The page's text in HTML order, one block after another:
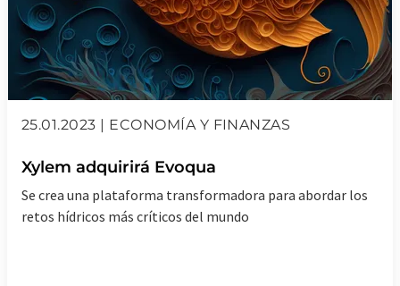
medidores de flujo medidores de humedad
medidores de pH medidores redox
microelectrodos oxímetros
recipientes de paso
refractómetros de laboratorio
25.01.2023 | ECONOMÍA Y FINANZAS
Xylem adquirirá Evoqua
Se crea una plataforma transformadora para abordar los
retos hídricos más críticos del mundo